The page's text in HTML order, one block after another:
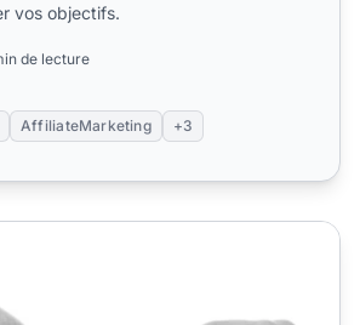
vos objectifs.
de lecture
AffiliateMarketing +3
affiliation e-commerce pour